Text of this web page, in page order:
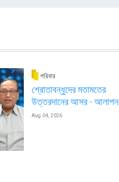
পরিবার
শ্রোতাবন্ধুদের মতামতের
উত্তরদানের আসর - আলাপন
Aug 04, 2026